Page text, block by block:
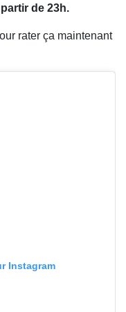
de 23h.
rater ça maintenant
Instagram